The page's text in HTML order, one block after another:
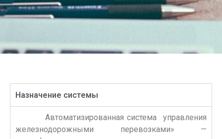
Назначение системы
Автоматизированная система управления
железнодорожными перевозками» —